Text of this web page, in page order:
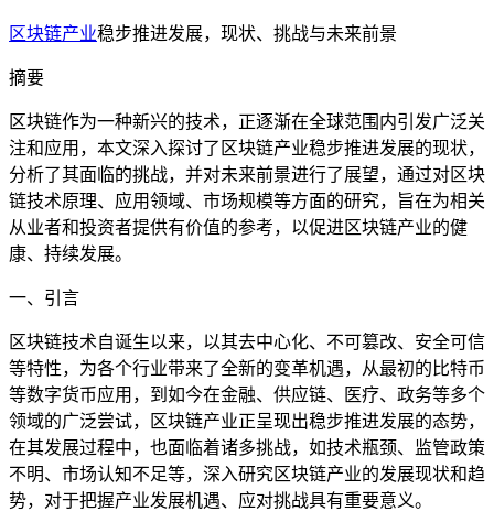
区块链产业稳步推进发展，现状、挑战与未来前景
摘要
区块链作为一种新兴的技术，正逐渐在全球范围内引发广泛关
注和应用，本文深入探讨了区块链产业稳步推进发展的现状，
分析了其面临的挑战，并对未来前景进行了展望，通过对区块
链技术原理、应用领域、市场规模等方面的研究，旨在为相关
从业者和投资者提供有价值的参考，以促进区块链产业的健
康、持续发展。
一、引言
区块链技术自诞生以来，以其去中心化、不可篡改、安全可信
等特性，为各个行业带来了全新的变革机遇，从最初的比特币
等数字货币应用，到如今在金融、供应链、医疗、政务等多个
领域的广泛尝试，区块链产业正呈现出稳步推进发展的态势，
在其发展过程中，也面临着诸多挑战，如技术瓶颈、监管政策
不明、市场认知不足等，深入研究区块链产业的发展现状和趋
势，对于把握产业发展机遇、应对挑战具有重要意义。